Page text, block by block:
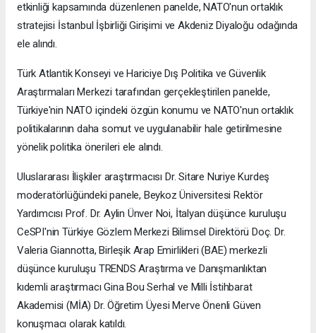
etkinliği kapsamında düzenlenen panelde, NATO'nun ortaklık
stratejisi İstanbul İşbirliği Girişimi ve Akdeniz Diyaloğu odağında
ele alındı.
Türk Atlantik Konseyi ve Hariciye Dış Politika ve Güvenlik
Araştırmaları Merkezi tarafından gerçekleştirilen panelde,
Türkiye'nin NATO içindeki özgün konumu ve NATO'nun ortaklık
politikalarının daha somut ve uygulanabilir hale getirilmesine
yönelik politika önerileri ele alındı.
Uluslararası İlişkiler araştırmacısı Dr. Sitare Nuriye Kurdeş
moderatörlüğündeki panele, Beykoz Üniversitesi Rektör
Yardımcısı Prof. Dr. Aylin Ünver Noi, İtalyan düşünce kuruluşu
CeSPI'nin Türkiye Gözlem Merkezi Bilimsel Direktörü Doç. Dr.
Valeria Giannotta, Birleşik Arap Emirlikleri (BAE) merkezli
düşünce kuruluşu TRENDS Araştırma ve Danışmanlıktan
kıdemli araştırmacı Gina Bou Serhal ve Milli İstihbarat
Akademisi (MİA) Dr. Öğretim Üyesi Merve Önenli Güven
konuşmacı olarak katıldı.